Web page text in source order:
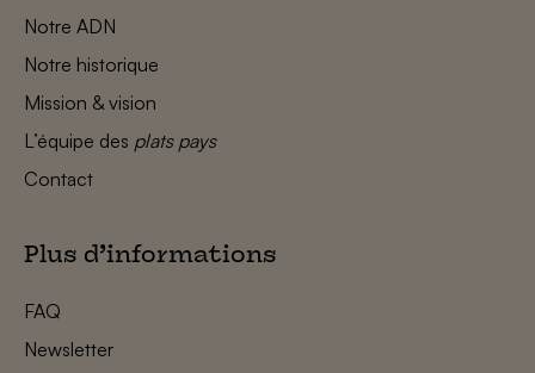
Notre ADN
Notre historique
Mission & vision
L’équipe des plats pays
Contact
Plus d’informations
FAQ
Newsletter